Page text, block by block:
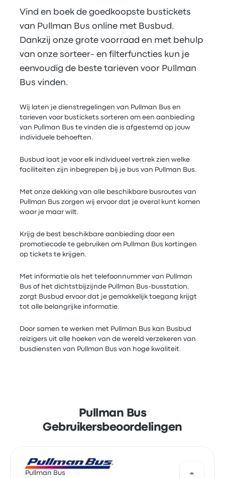
Vind en boek de goedkoopste bustickets
van Pullman Bus online met Busbud.
Dankzij onze grote voorraad en met behulp
van onze sorteer- en filterfuncties kun je
eenvoudig de beste tarieven voor Pullman
Bus vinden.
Wij laten je dienstregelingen van Pullman Bus en
tarieven voor bustickets sorteren om een aanbieding
van Pullman Bus te vinden die is afgestemd op jouw
individuele behoeften.
Busbud laat je voor elk individueel vertrek zien welke
faciliteiten zijn inbegrepen bij je bus van Pullman Bus.
Met onze dekking van alle beschikbare busroutes van
Pullman Bus zorgen wij ervoor dat je overal kunt komen
waar je maar wilt.
Krijg de best beschikbare aanbieding door een
promotiecode te gebruiken om Pullman Bus kortingen
op tickets te krijgen.
Met informatie als het telefoonnummer van Pullman
Bus of het dichtstbijzijnde Pullman Bus-busstation,
zorgt Busbud ervoor dat je gemakkelijk toegang krijgt
tot alle belangrijke informatie.
Door samen te werken met Pullman Bus kan Busbud
reizigers uit alle hoeken van de wereld verzekeren van
busdiensten van Pullman Bus van hoge kwaliteit.
Pullman Bus
Gebruikersbeoordelingen
Pullman Bus